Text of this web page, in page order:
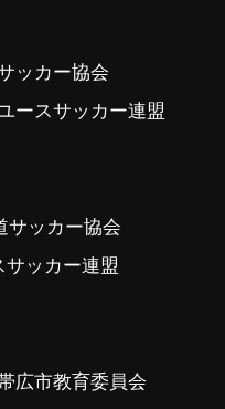
ッカー協会
ースサッカー連盟
サッカー協会
ッカー連盟
広市教育委員会